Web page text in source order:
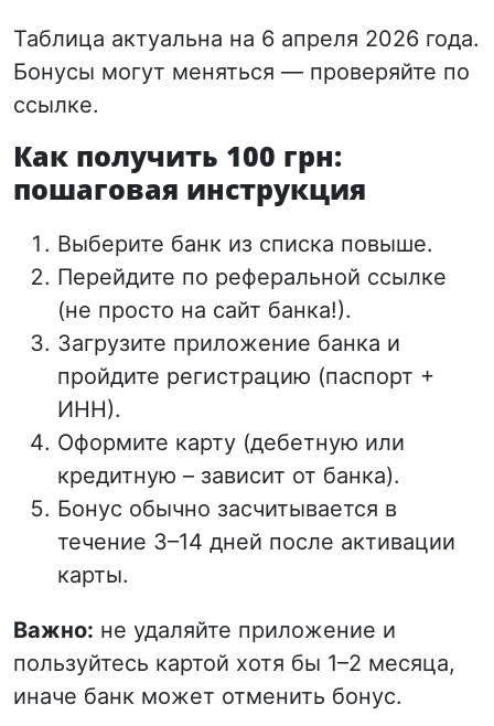
Таблица актуальна на 6 апреля 2026 года.
Бонусы могут меняться — проверяйте по
ссылке.
Как получить 100 грн:
пошаговая инструкция
Выберите банк из списка повыше.
Перейдите по реферальной ссылке
(не просто на сайт банка!).
Загрузите приложение банка и
пройдите регистрацию (паспорт +
ИНН).
Оформите карту (дебетную или
кредитную – зависит от банка).
Бонус обычно засчитывается в
течение 3–14 дней после активации
карты.
Важно: не удаляйте приложение и
пользуйтесь картой хотя бы 1–2 месяца,
иначе банк может отменить бонус.